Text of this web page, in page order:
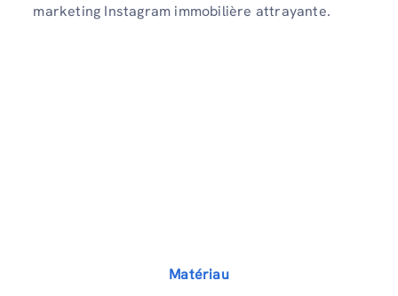
marketing Instagram immobilière attrayante.
Matériau